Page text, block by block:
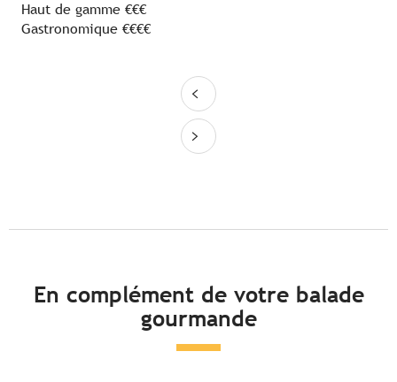
Haut de gamme €€€
Gastronomique €€€€
En complément de votre balade
gourmande